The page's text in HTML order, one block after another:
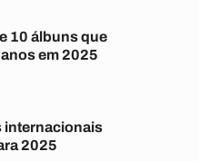
10 álbuns que
em 2025
internacionais
2025